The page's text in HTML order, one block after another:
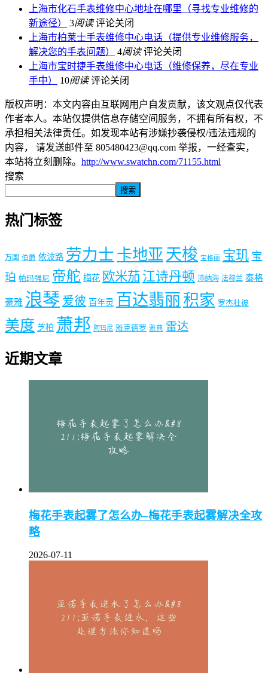
上海市化石手表维修中心地址在哪里（寻找专业维修的
新途径）
3阅读 评论关闭
上海市柏莱士手表维修中心电话（提供专业维修服务，
解决您的手表问题）
4阅读 评论关闭
上海市宝时捷手表维修中心电话（维修保养，尽在专业
手中）
10阅读 评论关闭
版权声明：本文内容由互联网用户自发贡献，该文观点仅代表
作者本人。本站仅提供信息存储空间服务，不拥有所有权，不
承担相关法律责任。如发现本站有涉嫌抄袭侵权/违法违规的
内容， 请发送邮件至 805480423@qq.com 举报，一经查实，
本站将立刻删除。 http://www.swatchn.com/71155.html
搜索
搜索
热门标签
万国 伯爵 依波路 劳力士 卡地亚 天梭 宝格丽 宝玑 宝
珀 帕玛强尼 帝舵 梅花 欧米茄 江诗丹顿 沛纳海 法穆兰 泰格
豪雅 浪琴 爱彼 百年灵 百达翡丽 积家 罗杰杜彼
美度 芝柏 萧邦 阿玛尼 雅克德罗 雅典 雷达
近期文章
梅花手表起雾了怎么办–梅花手表起雾解决全攻
略
2026-07-11